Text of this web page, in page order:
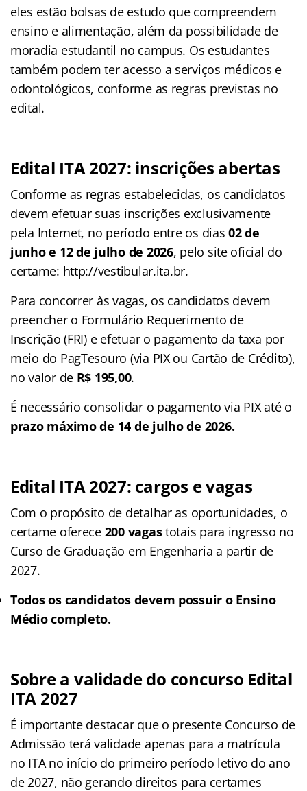
eles estão bolsas de estudo que compreendem
ensino e alimentação, além da possibilidade de
moradia estudantil no campus. Os estudantes
também podem ter acesso a serviços médicos e
odontológicos, conforme as regras previstas no
edital.
Edital ITA 2027: inscrições abertas
Conforme as regras estabelecidas, os candidatos
devem efetuar suas inscrições exclusivamente
pela Internet, no período entre os dias02 de
junho e 12 de julho de 2026, pelo site oficial do
certame: http://vestibular.ita.br.
Para concorrer às vagas, os candidatos devem
preencher o Formulário Requerimento de
Inscrição (FRI) e efetuar o pagamento da taxa por
meio do PagTesouro (via PIX ou Cartão de Crédito),
no valor de R$ 195,00.
É necessário consolidar o pagamento via PIX até o
prazo máximo de 14 de julho de 2026.
Edital ITA 2027: cargos e vagas
Com o propósito de detalhar as oportunidades, o
certame oferece 200 vagastotais para ingresso no
Curso de Graduação em Engenharia a partir de
2027.
Todos os candidatos devem possuir o Ensino
Médio completo.
Sobre a validade do concurso Edital
ITA 2027
É importante destacar que o presente Concurso de
Admissão terá validade apenas para a matrícula
no ITA no início do primeiro período letivo do ano
de 2027, não gerando direitos para certames